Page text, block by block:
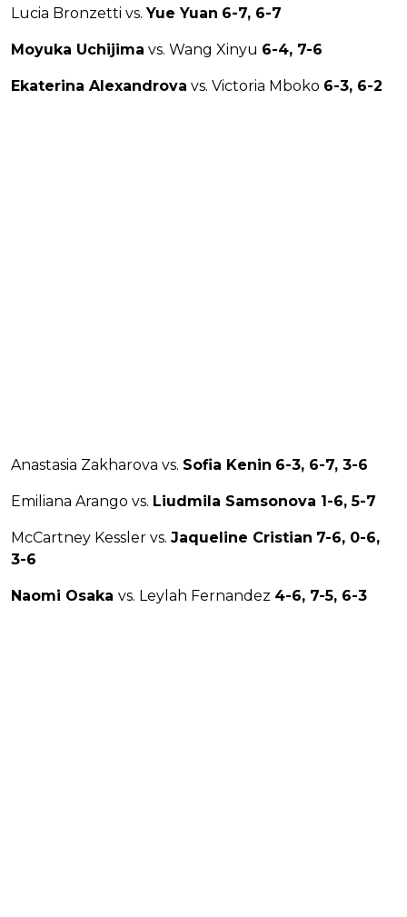
Lucia Bronzetti vs.Yue Yuan 6-7, 6-7
Moyuka Uchijima vs. Wang Xinyu 6-4, 7-6
Ekaterina Alexandrova vs. Victoria Mboko 6-3, 6-2
Anastasia Zakharova vs. Sofia Kenin 6-3, 6-7, 3-6
Emiliana Arango vs. Liudmila Samsonova 1-6, 5-7
McCartney Kessler vs. Jaqueline Cristian 7-6, 0-6,
3-6
Naomi Osaka vs. Leylah Fernandez 4-6, 7-5, 6-3